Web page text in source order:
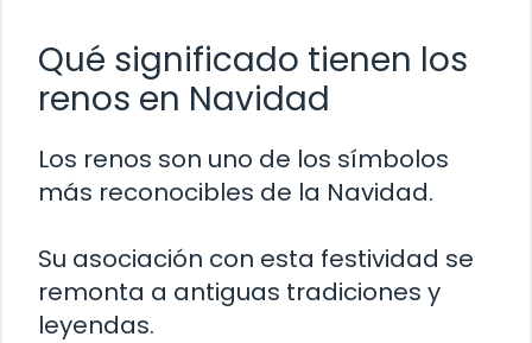
Qué significado tienen los
renos en Navidad
Los renos son uno de los símbolos
más reconocibles de la Navidad.
Su asociación con esta festividad se
remonta a antiguas tradiciones y
leyendas.